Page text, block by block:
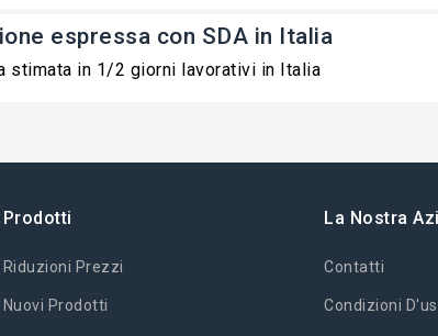
espressa con SDA in Italia
stimata in 1/2 giorni lavorativi in Italia
Prodotti
Riduzioni Prezzi
Nuovi Prodotti
La Nostra
Contatti
Condizioni